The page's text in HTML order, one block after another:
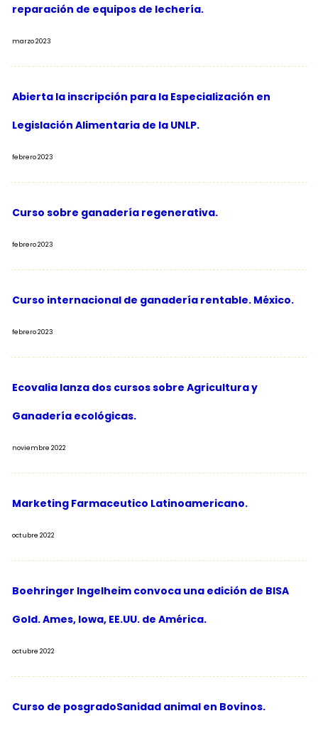
reparación de equipos de lechería.
marzo 2023
Abierta la inscripción para la Especialización en
Legislación Alimentaria de la UNLP.
febrero 2023
Curso sobre ganadería regenerativa.
febrero 2023
Curso internacional de ganadería rentable. México.
febrero 2023
Ecovalia lanza dos cursos sobre Agricultura y
Ganadería ecológicas.
noviembre 2022
Marketing Farmaceutico Latinoamericano.
octubre 2022
Boehringer Ingelheim convoca una edición de BISA
Gold. Ames, Iowa, EE.UU. de América.
octubre 2022
Curso de posgradoSanidad animal en Bovinos.